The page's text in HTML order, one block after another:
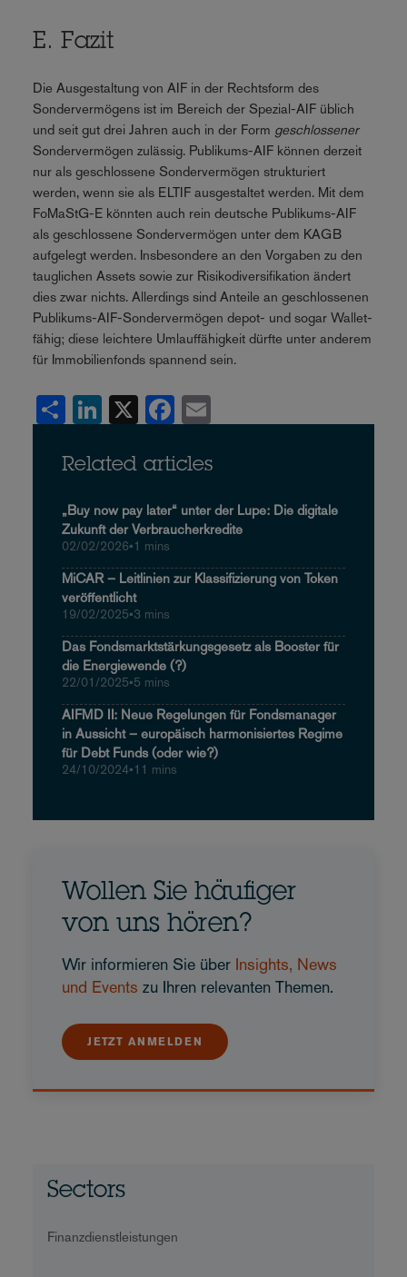
E. Fazit
Die Ausgestaltung von AIF in der Rechtsform des
Sondervermögens ist im Bereich der Spezial-AIF üblich
und seit gut drei Jahren auch in der Form geschlossener
Sondervermögen zulässig. Publikums-AIF können derzeit
nur als geschlossene Sondervermögen strukturiert
werden, wenn sie als ELTIF ausgestaltet werden. Mit dem
FoMaStG-E könnten auch rein deutsche Publikums-AIF
als geschlossene Sondervermögen unter dem KAGB
aufgelegt werden. Insbesondere an den Vorgaben zu den
tauglichen Assets sowie zur Risikodiversifikation ändert
dies zwar nichts. Allerdings sind Anteile an geschlossenen
Publikums-AIF-Sondervermögen depot- und sogar Wallet-
fähig; diese leichtere Umlauffähigkeit dürfte unter anderem
für Immobilienfonds spannend sein.
Share LinkedIn Facebook
Related articles
„Buy now pay later“ unter der Lupe: Die digitale
Zukunft der Verbraucherkredite
02/02/2026•1 mins
MiCAR – Leitlinien zur Klassifizierung von Token
veröffentlicht
19/02/2025•3 mins
Das Fondsmarktstärkungsgesetz als Booster für
die Energiewende (?)
22/01/2025•5 mins
AIFMD II: Neue Regelungen für Fondsmanager
in Aussicht – europäisch harmonisiertes Regime
für Debt Funds (oder wie?)
24/10/2024•11 mins
Wollen Sie häufiger
von uns hören?
Wir informieren Sie über Insights, News
und Events zu Ihren relevanten Themen.
JETZT ANMELDEN
Sectors
Finanzdienstleistungen